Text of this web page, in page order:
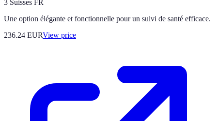
3 Suisses FR
Une option élégante et fonctionnelle pour un suivi de santé efficace.
236.24 EURView price